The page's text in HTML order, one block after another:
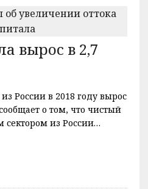
вырос в 2,7
России в 2018 году вырос
о том, что чистый
сектором из России…